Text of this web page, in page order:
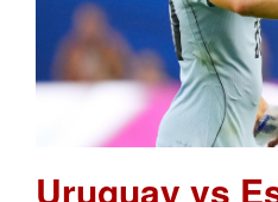
Uruguay vs